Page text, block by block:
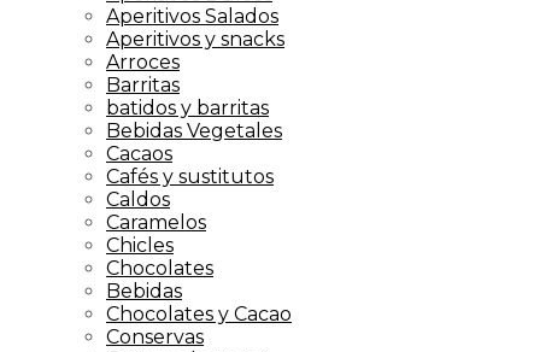
Aperitivos Salados
Aperitivos y snacks
Arroces
Barritas
batidos y barritas
Bebidas Vegetales
Cacaos
Cafés y sustitutos
Caldos
Caramelos
Chicles
Chocolates
Bebidas
Chocolates y Cacao
Conservas